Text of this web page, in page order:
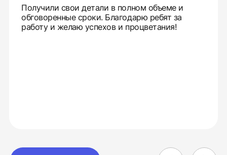
Получили свои детали в полном объеме и
обговоренные сроки. Благодарю ребят за
работу и желаю успехов и процветания!